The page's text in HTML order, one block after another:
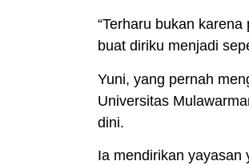
“Terharu bukan
buat diriku menjadi
Yuni, yang pernah
Universitas
dini.
Ia mendirikan yayasan